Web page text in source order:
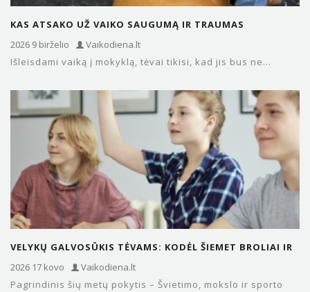
KAS ATSAKO UŽ VAIKO SAUGUMĄ IR TRAUMAS
2026 9 birželio
Vaikodiena.lt
Išleisdami vaiką į mokyklą, tėvai tikisi, kad jis bus ne...
VELYKŲ GALVOSŪKIS TĖVAMS: KODĖL ŠIEMET BROLIAI IR
2026 17 kovo
Vaikodiena.lt
Pagrindinis šių metų pokytis – Švietimo, mokslo ir sporto